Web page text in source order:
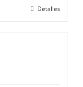
Detalles